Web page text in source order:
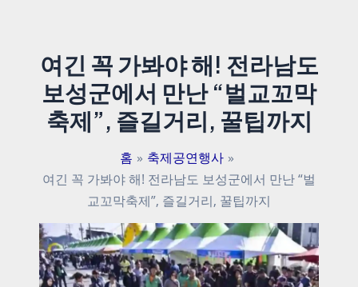
여긴 꼭 가봐야 해! 전라남도
보성군에서 만난 “벌교꼬막
축제”, 즐길거리, 꿀팁까지
홈
축제공연행사
여긴 꼭 가봐야 해! 전라남도 보성군에서 만난 “벌
교꼬막축제”, 즐길거리, 꿀팁까지